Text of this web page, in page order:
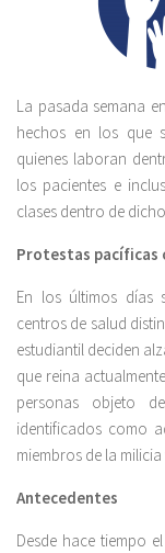
La pasada semana
hechos en los que
quienes laboran
los pacientes e
clases dentro de
Protestas pacíficas
En los últimos días
centros de salud
estudiantil deciden
que reina
personas objeto
identificados como
miembros de la
Antecedentes
Desde hace tiempo